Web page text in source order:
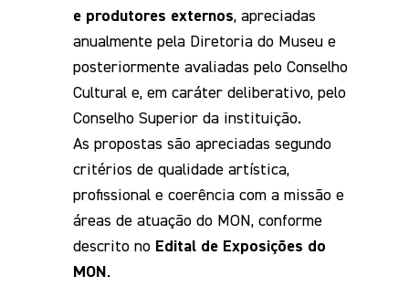
e produtores externos, apreciadas
anualmente pela Diretoria do Museu e
posteriormente avaliadas pelo Conselho
Cultural e, em caráter deliberativo, pelo
Conselho Superior da instituição.
As propostas são apreciadas segundo
critérios de qualidade artística,
profissional e coerência com a missão e
áreas de atuação do MON, conforme
descrito no Edital de Exposições do
MON .